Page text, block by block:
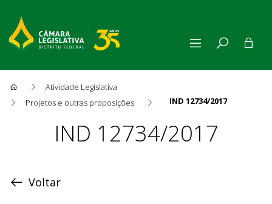
Atividade Legislativa
Projetos e outras proposições
IND 12734/2017
ProposiçãoIND 12734/2017
Voltar